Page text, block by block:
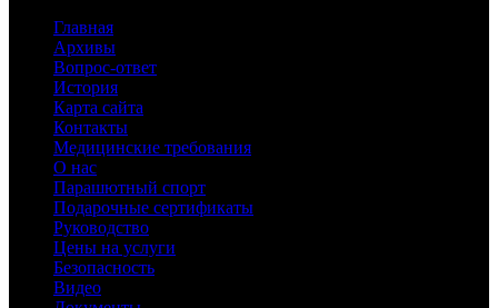
Главная
Архивы
Вопрос-ответ
История
Карта сайта
Контакты
Медицинские требования
О нас
Парашютный спорт
Подарочные сертификаты
Руководство
Цены на услуги
Безопасность
Видео